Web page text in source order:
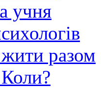
учня
разом